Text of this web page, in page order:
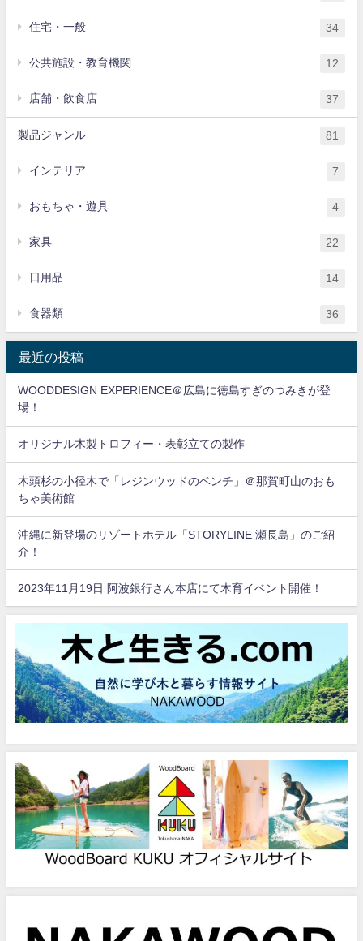
住宅・一般 34
公共施設・教育機関 12
店舗・飲食店 37
製品ジャンル 81
インテリア 7
おもちゃ・遊具 4
家具 22
日用品 14
食器類 36
最近の投稿
WOODDESIGN EXPERIENCE＠広島に徳島すぎのつみきが登
場！
オリジナル木製トロフィー・表彰立ての製作
木頭杉の小径木で「レジンウッドのベンチ」＠那賀町山のおも
ちゃ美術館
沖縄に新登場のリゾートホテル「STORYLINE 瀬長島」のご紹
介！
2023年11月19日 阿波銀行さん本店にて木育イベント開催！